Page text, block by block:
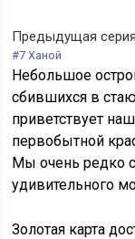
Предыдущая серия
#7 Ханой
Небольшое
сбившихся в
приветствует
первобытной
Мы очень редко
удивительного
Золотая карта